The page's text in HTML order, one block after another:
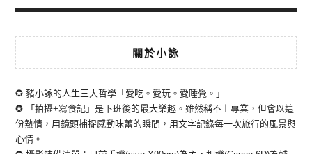
關於小詠
✪ 豬小詠的人生三大哲學「愛吃。愛玩。愛睡覺。」
✪ 「拍攝+寫食記」是下班後的最大樂趣。雖然稱不上專業，但會以這
份熱情，用鏡頭捕捉感動味蕾的瞬間，用文字記錄每一次旅行的風景與
心情。